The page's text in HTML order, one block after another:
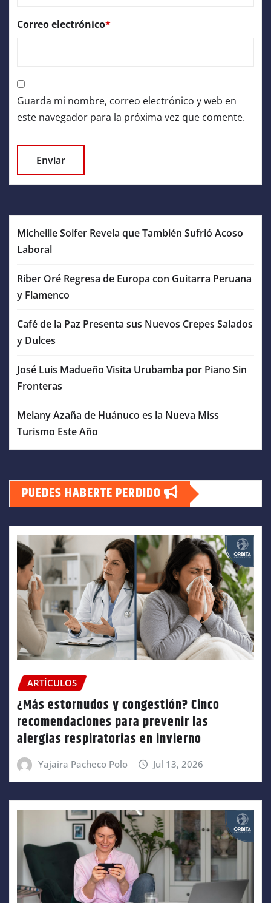
Correo electrónico*
Guarda mi nombre, correo electrónico y web en
este navegador para la próxima vez que comente.
Micheille Soifer Revela que También Sufrió Acoso
Laboral
Riber Oré Regresa de Europa con Guitarra Peruana
y Flamenco
Café de la Paz Presenta sus Nuevos Crepes Salados
y Dulces
José Luis Madueño Visita Urubamba por Piano Sin
Fronteras
Melany Azaña de Huánuco es la Nueva Miss
Turismo Este Año
PUEDES HABERTE PERDIDO
ARTÍCULOS
¿Más estornudos y congestión? Cinco
recomendaciones para prevenir las
alergias respiratorias en invierno
Yajaira Pacheco Polo Jul 13, 2026